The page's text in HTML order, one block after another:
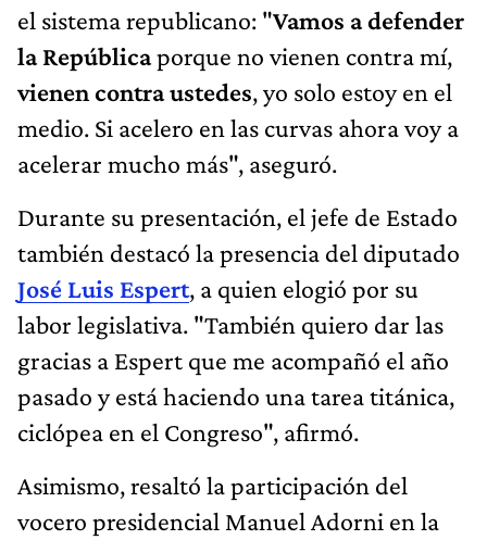
el sistema republicano: "Vamos a defender
la Repúblicaporque no vienen contra mí,
vienen contra ustedes, yo solo estoy en el
medio. Si acelero en las curvas ahora voy a
acelerar mucho más", aseguró.
Durante su presentación, el jefe de Estado
también destacó la presencia del diputado
José Luis Espert, a quien elogió por su
labor legislativa. "También quiero dar las
gracias a Espert que me acompañó el año
pasado y está haciendo una tarea titánica,
ciclópea en el Congreso", afirmó.
Asimismo, resaltó la participación del
vocero presidencial Manuel Adorni en la